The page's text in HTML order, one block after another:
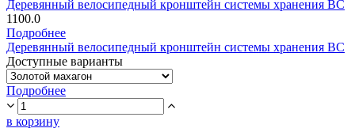
Деревянный велосипедный кронштейн системы хранения ВС
1100.0
Подробнее
Деревянный велосипедный кронштейн системы хранения ВС
Доступные варианты
Подробнее
в корзину